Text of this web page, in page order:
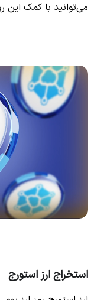
می‌توانید با کمک این
استخراج ارز استورج